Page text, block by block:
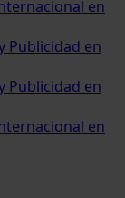
en
Publicidad en
Publicidad en
en